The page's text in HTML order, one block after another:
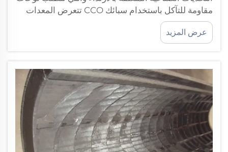
مقاومة للتآكل باستخدام سبائك CCO تتعرض المعدات
الصناعية باستمرار للاعتداءات السطحية في البيئات
القاسية مثل التعدين والبناء ومعالجة المواد. يتسبب
التعرض الطويل للabrasion المستمر من الجسيمات...
عرض المزيد